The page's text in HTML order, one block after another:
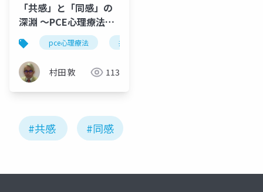
「共感」と「同感」の
深淵 〜PCE心理療法に
おける、泥臭い臨床の
現実と「共に在る」こ
との本質〜
pce心理療法 共感
村田 敦 113
#共感 #同感